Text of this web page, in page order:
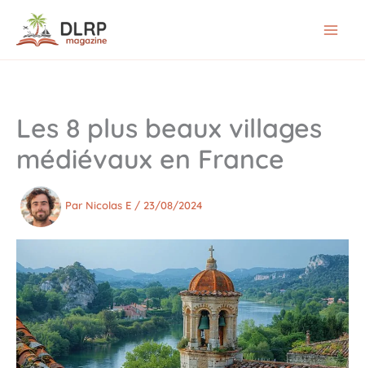
Les 8 plus beaux villages
médiévaux en France
Par Nicolas E / 23/08/2024